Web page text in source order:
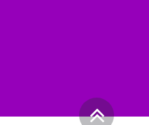
גלילה